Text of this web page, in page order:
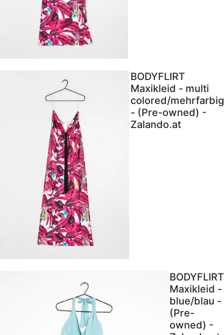
BODYFLIRT
Maxikleid - multi
colored/mehrfarbig
- (Pre-owned) -
Zalando.at
BODYFLIRT
Maxikleid -
blue/blau -
(Pre-
owned) -